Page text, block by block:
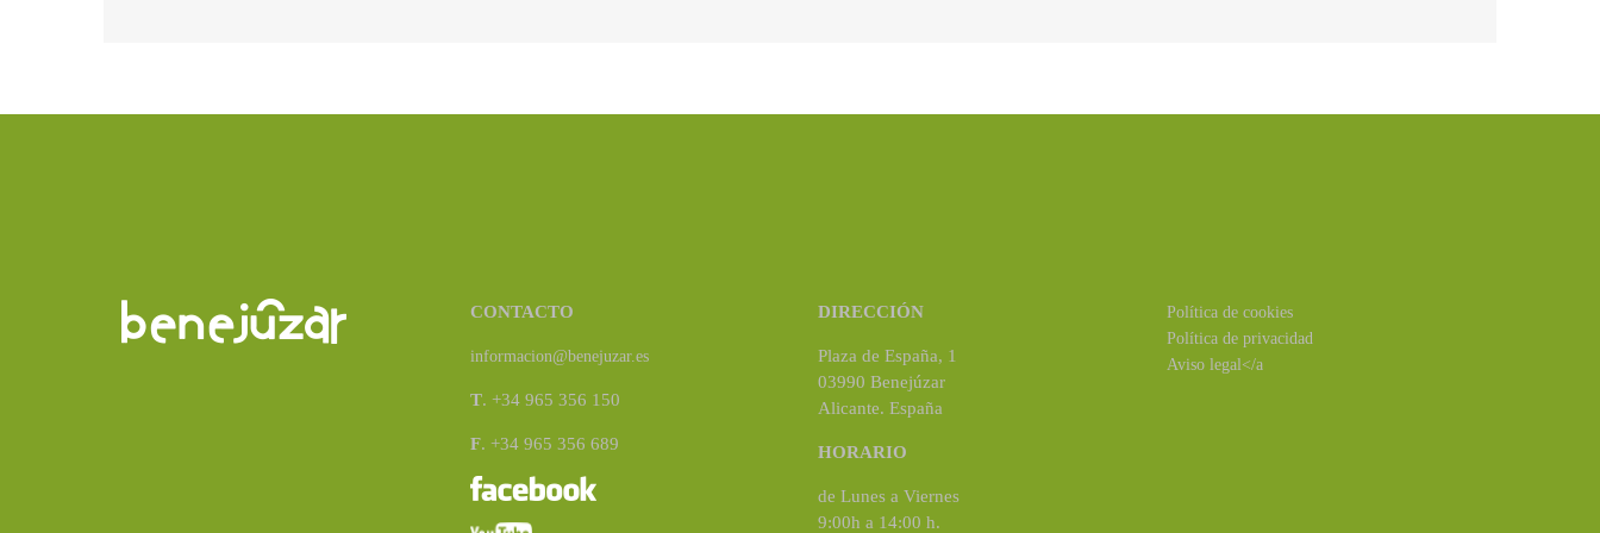
CONTACTO
informacion@benejuzar.es
T. +34 965 356 150
F. +34 965 356 689
DIRECCIÓN
Plaza de España, 1
03990 Benejúzar
Alicante. España
HORARIO
de Lunes a Viernes
9:00h a 14:00 h.
Política de cookies
Política de privacidad
Aviso legal</a